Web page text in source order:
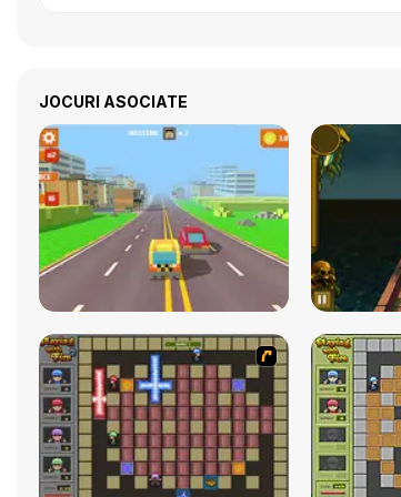
JOCURI ASOCIATE